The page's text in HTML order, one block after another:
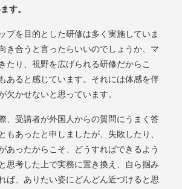
す。
プを目的とした研修は多く実施していま
き合うと言ったらいいのでしょうか、マ
たり、視野を広げられる研修だからこ
あると感じています。それには体感を伴
欠かせないと思っています。
、受講者が外国人からの質問にうまく答
もあったと申しましたが、失敗したり、
あったからこそ、どうすればできるよう
思考した上で実務に置き換え、自ら掴み
ば、ありたい姿にどんどん近づけると思